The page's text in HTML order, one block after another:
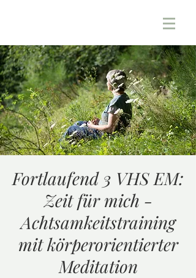
Fortlaufend 3 VHS EM:
Zeit für mich -
Achtsamkeitstraining
mit körperorientierter
Meditation